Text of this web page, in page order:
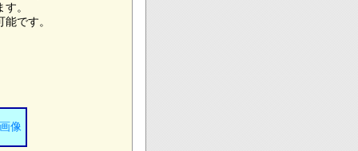
。
です。
画像